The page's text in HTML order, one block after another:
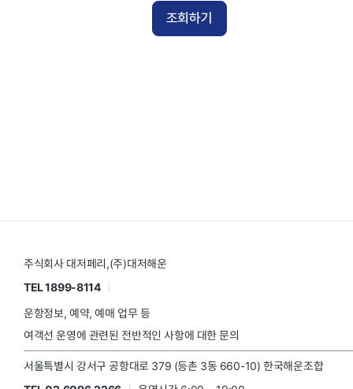
조회하기
주식회사 대저페리,(주)대저해운
TEL 1899-8114
운항정보, 예약, 예매 업무 등
여객선 운영에 관련된 전반적인 사항에 대한 문의
서울특별시 강서구 공항대로 379 (등촌 3동 660-10) 한국해운조합